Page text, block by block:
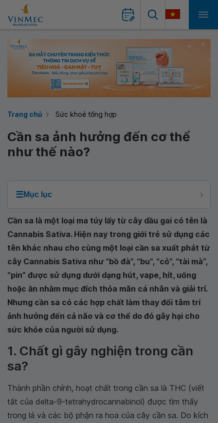
Trang chủ Sức khoẻ tổng hợp
Cần sa ảnh hưởng đến cơ thể
như thế nào?
☰Mục lục
Cần sa là một loại ma túy lấy từ cây dầu gai có tên là
Cannabis Sativa. Hiện nay trong giới trẻ sử dụng các
tên khác nhau cho cùng một loại cần sa xuất phát từ
cây Cannabis Sativa như “bồ đà”, “bu”, “cỏ”, “tài mà”,
“pin” được sử dụng dưới dạng hút, vape, hít, uống
hoặc ăn nhằm mục đích thỏa mãn cá nhân và giải trí.
Nhưng cần sa có các hợp chất làm thay đổi tâm trí
ảnh hưởng đến cả não và cơ thể do đó gây hại cho
sức khỏe của người sử dụng.
1. Chất gì gây nghiện trong cần
sa?
Thành phần chính, hoạt chất trong cần sa là THC (viết
tắt của delta-9-tetrahydrocannabinol) được tìm thấy
trong lá và các bộ phận ra hoa của cây cần sa. Do kích